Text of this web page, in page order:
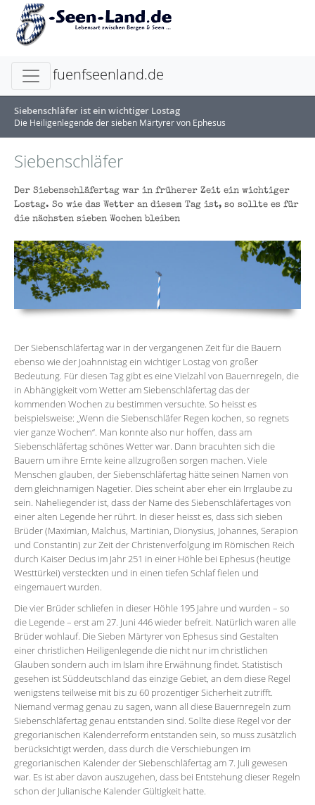
fuenfseenland.de
Siebenschläfer ist ein wichtiger Lostag
Die Heiligenlegende der sieben Märtyrer von Ephesus
Siebenschläfer
Der Siebenschläfertag war in früherer Zeit ein wichtiger
Lostag. So wie das Wetter an diesem Tag ist, so sollte es für
die nächsten sieben Wochen bleiben
Der Siebenschläfertag war in der vergangenen Zeit für die Bauern
ebenso wie der Joahnnistag ein wichtiger Lostag von großer
Bedeutung. Für diesen Tag gibt es eine Vielzahl von Bauernregeln, die
in Abhängigkeit vom Wetter am Siebenschläfertag das der
kommenden Wochen zu bestimmen versuchte. So heisst es
beispielsweise: „Wenn die Siebenschläfer Regen kochen, so regnets
vier ganze Wochen“. Man konnte also nur hoffen, dass am
Siebenschläfertag schönes Wetter war. Dann bracuhten sich die
Bauern um ihre Ernte keine allzugroßen sorgen machen. Viele
Menschen glauben, der Siebenschläfertag hätte seinen Namen von
dem gleichnamigen Nagetier. Dies scheint aber eher ein Irrglaube zu
sein. Naheliegender ist, dass der Name des Siebenschläfertages von
einer alten Legende her rührt. In dieser heisst es, dass sich sieben
Brüder (Maximian, Malchus, Martinian, Dionysius, Johannes, Serapion
und Constantin) zur Zeit der Christenverfolgung im Römischen Reich
durch Kaiser Decius im Jahr 251 in einer Höhle bei Ephesus (heutige
Westtürkei) versteckten und in einen tiefen Schlaf fielen und
eingemauert wurden.
Die vier Brüder schliefen in dieser Höhle 195 Jahre und wurden – so
die Legende – erst am 27. Juni 446 wieder befreit. Natürlich waren alle
Brüder wohlauf. Die Sieben Märtyrer von Ephesus sind Gestalten
einer christlichen Heiligenlegende die nicht nur im christlichen
Glauben sondern auch im Islam ihre Erwähnung findet. Statistisch
gesehen ist Süddeutschland das einzige Gebiet, an dem diese Regel
wenigstens teilweise mit bis zu 60 prozentiger Sicherheit zutrifft.
Niemand vermag genau zu sagen, wann all diese Bauernregeln zum
Siebenschläfertag genau entstanden sind. Sollte diese Regel vor der
gregorianischen Kalenderreform entstanden sein, so muss zusätzlich
berücksichtigt werden, dass durch die Verschiebungen im
gregorianischen Kalender der Siebenschläfertag am 7. Juli gewesen
war. Es ist aber davon auszugehen, dass bei Entstehung dieser Regeln
schon der Julianische Kalender Gültigkeit hatte.